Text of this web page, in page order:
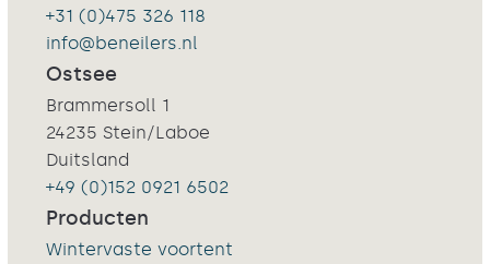
+31 (0)475 326 118
info@beneilers.nl
Ostsee
Brammersoll 1
24235 Stein/Laboe
Duitsland
+49 (0)152 0921 6502
Producten
Wintervaste voortent